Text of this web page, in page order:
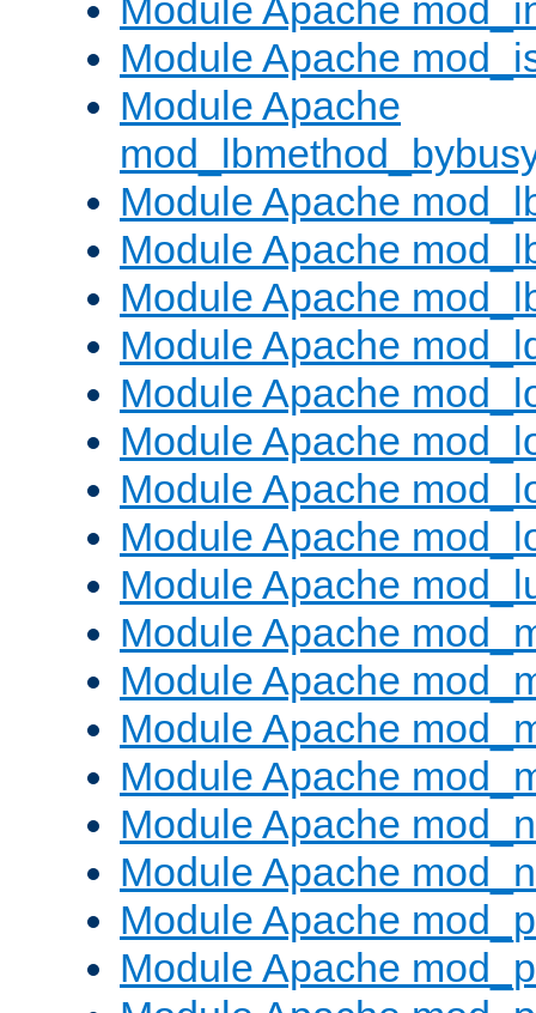
Module Apache
Module Apache
Module Apache
Module Apache
Module Apache
Module Apache
Module Apache
Module Apache
Module Apache
Module Apache
Module Apache
Module Apache
Module Apache
Module Apache
Module Apache
Module Apache
Module Apache
Module Apache
Module Apache
Module Apache